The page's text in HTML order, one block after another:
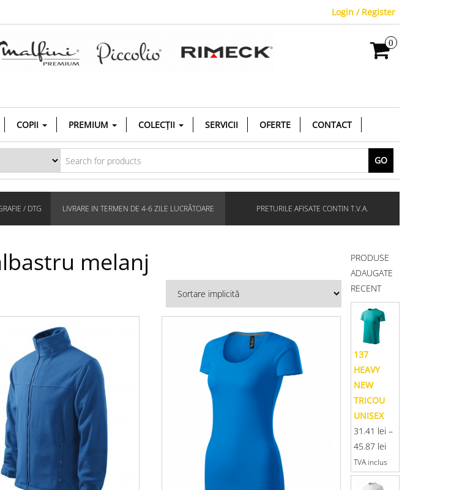
Login / Register
0
COPII PREMIUM COLECȚII SERVICII OFERTE CONTACT
GO
/ DTG LIVRARE IN TERMEN DE 4-6 ZILE LUCRĂTOARE PRETURILE AFISATE CONTIN T.V.A.
melanj
PRODUSE
ADAUGATE
RECENT
137
HEAVY
NEW
TRICOU
UNISEX
31.41 lei –
45.87 lei
TVA inclus